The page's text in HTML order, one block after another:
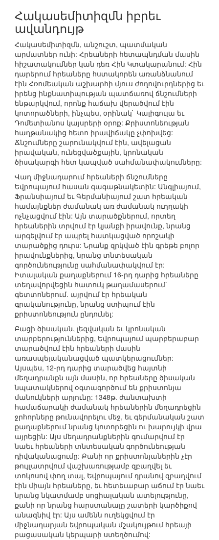
Հակասեմիտիզմն իբրեւ
ավանդույթ
Հակասեմիտիզմն, անշուշտ, պատմական
արմատներ ունի: Հրեաների հետապնդման մասին
հիշատակումներ կան դեռ Հին Կտակարանում: Հին
դարերում հրեաները հստակորեն առանձնանում
էին Հռոմեական աշխարհի մյուս ժողովուրդներից եւ
իրենց ինքնատիպության պատճառով ճնշումների
ենթարկվում, որոնք հաճախ վերածվում էին
կոտորածների, ինչպես, օրինակ` Կալիգուլա եւ
Դոմետիանոս կայսրերի օրոք: Քրիստոնեության
հաղթանակից հետո իրավիճակը չփոխվեց:
Ճնշումները շարունակվում էին, ավելացան
իրավական, ունեցվածքային, կրոնական
ծիսակարգի հետ կապված սահմանափակումները:
Վաղ միջնադարում հրեաների ճնշումները
Եվրոպայում հասան գագաթնակետին: Անգլիայում,
Ֆրանսիայում եւ Գերմանիայում շատ հրեական
համայնքներ ժամանակ առ ժամանակ ուղղակի
ոչնչացվում էին: Այն տարածքներում, որտեղ
հրեաներին տրվում էր կյանքի իրավունք, նրանց
արգելվում էր ապրել հատկացված որոշակի
տարածքից դուրս: Նրանք զրկված էին գրեթե բոլոր
իրավունքներից, նրանց տնտեսական
գործունեությունը սահմանափակվում էր:
Իտալական քաղաքներում 16-րդ դարից հրեաները
տեղավորվեցին հատուկ թաղամասերում`
գետտոներում. այրվում էր հրեական
գրականությունը, նրանց ստիպում էին
քրիստոնեություն ընդունել:
Բացի ծիսական, լեզվական եւ կրոնական
տարբերություններից, Եվրոպայում պարբերաբար
տարածվում էին հրեաների մասին
առասպելականացված պատկերացումներ:
Այսպես, 12-րդ դարից տարածվեց հայտնի
մեղադրանքն այն մասին, որ հրեաները ծիսական
նպատակներով օգտագործում են քրիստոնյա
մանուկների արյունը: 1348թ. ժանտախտի
համաճարակի ժամանակ հրեաներին մեղադրեցին
ջրհորները թունավորելու մեջ, եւ գերմանական շատ
քաղաքներում նրանց կոտորեցին ու խարույկի վրա
այրեցին: Այս մեղադրանքներին գումարվում էր
նաեւ հրեաների տնտեսական գործունեության
դիվականացումը: Քանի որ քրիստոնյաներին չէր
թույլատրվում վաշխառությամբ զբաղվել եւ
տոկոսով փող տալ, Եվրոպայում դրանով զբաղվում
էին միայն հրեաները, եւ հետեւաբար աճում էր նաեւ
նրանց նկատմամբ սոցիալական ատելությունը,
քանի որ նրանց հարստանալը շատերի կարծիքով
անազնիվ էր: Այս ամենն ուղեկցվում էր
միջնադարյան եվրոպական մշակույթում հրեայի
բացասական կերպարի ստեղծումով: